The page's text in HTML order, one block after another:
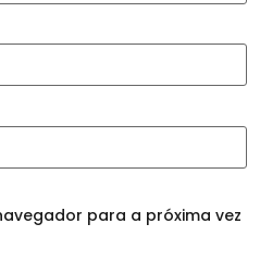
para a próxima vez